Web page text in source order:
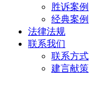
胜诉案例
经典案例
法律法规
联系我们
联系方式
建言献策